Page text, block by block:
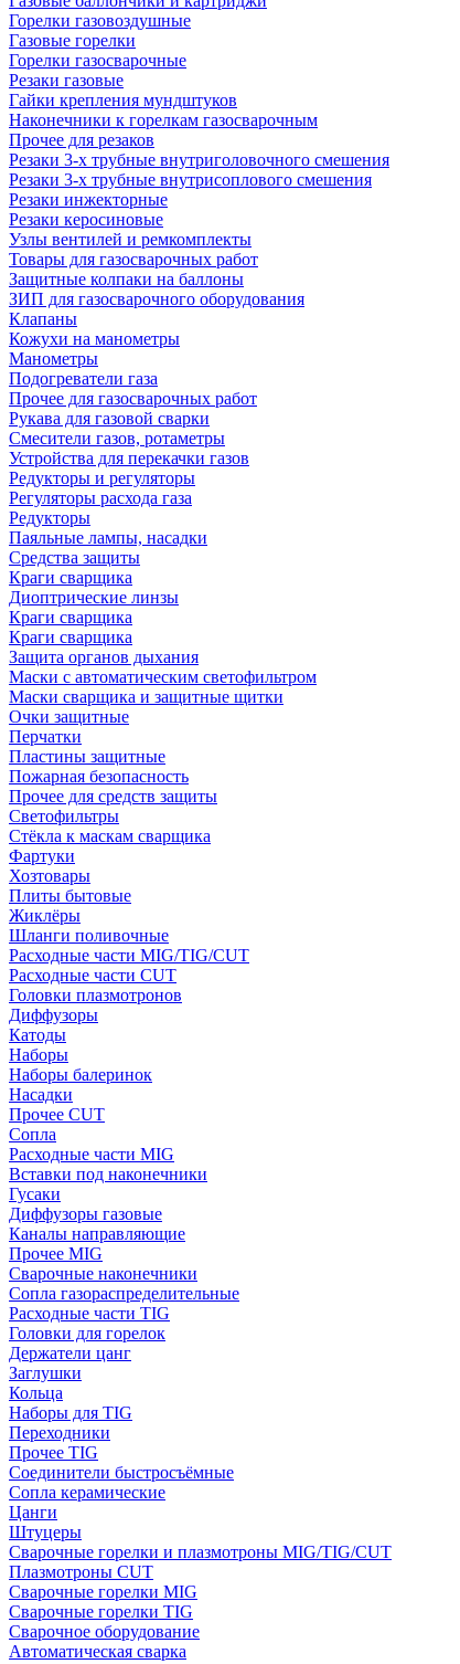
Горелки газовоздушные
Газовые горелки
Горелки газосварочные
Резаки газовые
Гайки крепления мундштуков
Наконечники к горелкам газосварочным
Прочее для резаков
Резаки 3-х трубные внутриголовочного смешения
Резаки 3-х трубные внутрисоплового смешения
Резаки инжекторные
Резаки керосиновые
Узлы вентилей и ремкомплекты
Товары для газосварочных работ
Защитные колпаки на баллоны
ЗИП для газосварочного оборудования
Клапаны
Кожухи на манометры
Манометры
Подогреватели газа
Прочее для газосварочных работ
Рукава для газовой сварки
Смесители газов, ротаметры
Устройства для перекачки газов
Редукторы и регуляторы
Регуляторы расхода газа
Редукторы
Паяльные лампы, насадки
Средства защиты
Краги сварщика
Диоптрические линзы
Краги сварщика
Краги сварщика
Защита органов дыхания
Маски с автоматическим светофильтром
Маски сварщика и защитные щитки
Очки защитные
Перчатки
Пластины защитные
Пожарная безопасность
Прочее для средств защиты
Светофильтры
Стёкла к маскам сварщика
Фартуки
Хозтовары
Плиты бытовые
Жиклёры
Шланги поливочные
Расходные части MIG/TIG/CUT
Расходные части CUT
Головки плазмотронов
Диффузоры
Катоды
Наборы
Наборы балеринок
Насадки
Прочее CUT
Сопла
Расходные части MIG
Вставки под наконечники
Гусаки
Диффузоры газовые
Каналы направляющие
Прочее MIG
Сварочные наконечники
Сопла газораспределительные
Расходные части TIG
Головки для горелок
Держатели цанг
Заглушки
Кольца
Наборы для TIG
Переходники
Прочее TIG
Соединители быстросъёмные
Сопла керамические
Цанги
Штуцеры
Сварочные горелки и плазмотроны MIG/TIG/CUT
Плазмотроны CUT
Сварочные горелки MIG
Сварочные горелки TIG
Сварочное оборудование
Автоматическая сварка